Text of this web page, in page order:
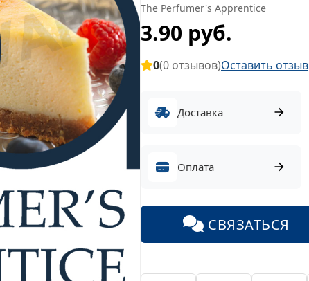
The Perfumer's Apprentice
3.90 руб.
0(0 отзывов)Оставить отзыв
Доставка
Оплата
СВЯЗАТЬСЯ